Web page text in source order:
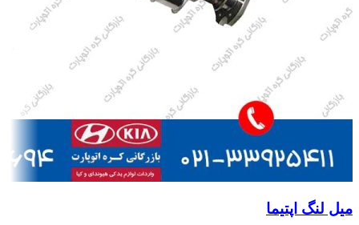
میل لنگ اپتیما